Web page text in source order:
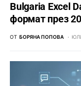
Bulgaria Excel
формат през
ОТ БОРЯНА ПОПОВА